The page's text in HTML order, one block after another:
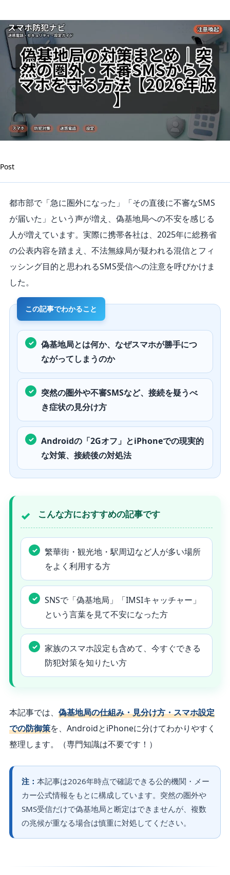
を
守
る
【2026
Post
都市部で「急に圏外になった」「その直後に不審なSMS
が届いた」という声が増え、偽基地局への不安を感じる
人が増えています。実際に携帯各社は、2025年に総務省
の公表内容を踏まえ、不法無線局が疑われる混信とフィ
ッシング目的と思われるSMS受信への注意を呼びかけま
した。
偽基地局とは何か、なぜスマホが勝手につ
ながってしまうのか
突然の圏外や不審SMSなど、接続を疑うべ
き症状の見分け方
Androidの「2Gオフ」とiPhoneでの現実的
な対策、接続後の対処法
こんな方におすすめの記事です
繁華街・観光地・駅周辺など人が多い場所
をよく利用する方
SNSで「偽基地局」「IMSIキャッチャー」
という言葉を見て不安になった方
家族のスマホ設定も含めて、今すぐできる
防犯対策を知りたい方
本記事では、 偽基地局の仕組み・見分け方・スマホ設定
での防御策を、AndroidとiPhoneに分けてわかりやすく
整理します。
（専門知識は不要です！）
注： 本記事は2026年時点で確認できる公的機関・メー
カー公式情報をもとに構成しています。突然の圏外や
SMS受信だけで偽基地局と断定はできませんが、複数
の兆候が重なる場合は慎重に対処してください。